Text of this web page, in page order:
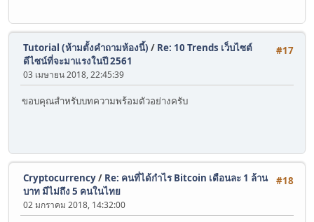
#17
Tutorial (ห้ามตั้งคำถามห้องนี้) / Re: 10 Trends เว็บไซต์
ดีไซน์ที่จะมาแรงในปี 2561
03 เมษายน 2018, 22:45:39
ขอบคุณสำหรับบทความพร้อมตัวอย่างครับ
#18
Cryptocurrency/ Re: คนที่ได้กำไร Bitcoin เดือนละ 1 ล้าน
บาท มีไม่ถึง 5 คนในไทย
02 มกราคม 2018, 14:32:00